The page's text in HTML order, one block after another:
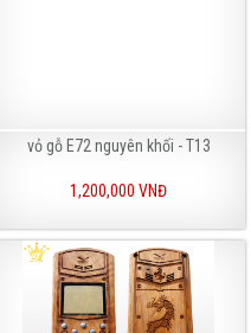
vỏ gỗ E72 nguyên khối - T13
1,200,000 VNĐ